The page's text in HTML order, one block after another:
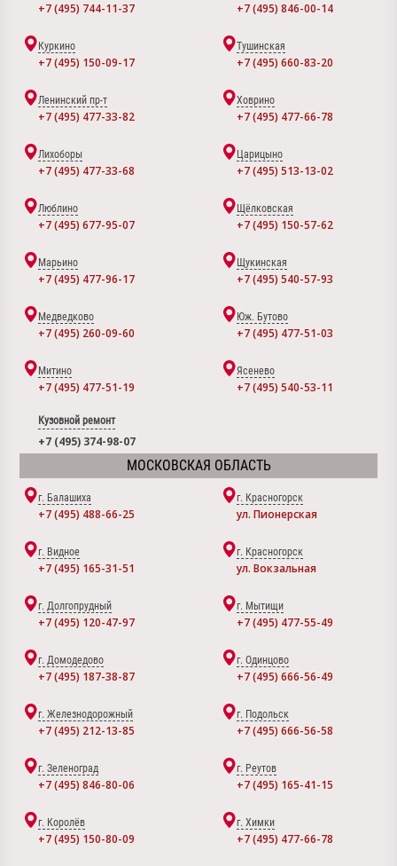
+7 (495) 744-11-37 +7 (495) 846-00-14
Куркино
+7 (495) 150-09-17
Тушинская
+7 (495) 660-83-20
Ленинский пр-т
+7 (495) 477-33-82
Ховрино
+7 (495) 477-66-78
Лихоборы
+7 (495) 477-33-68
Царицыно
+7 (495) 513-13-02
Люблино
+7 (495) 677-95-07
Щёлковская
+7 (495) 150-57-62
Марьино
+7 (495) 477-96-17
Щукинская
+7 (495) 540-57-93
Медведково
+7 (495) 260-09-60
Юж. Бутово
+7 (495) 477-51-03
Митино
+7 (495) 477-51-19
Ясенево
+7 (495) 540-53-11
Кузовной ремонт
+7 (495) 374-98-07
МОСКОВСКАЯ ОБЛАСТЬ
г. Балашиха
+7 (495) 488-66-25
г. Красногорск
ул. Пионерская
г. Видное
+7 (495) 165-31-51
г. Красногорск
ул. Вокзальная
г. Долгопрудный
+7 (495) 120-47-97
г. Мытищи
+7 (495) 477-55-49
г. Домодедово
+7 (495) 187-38-87
г. Одинцово
+7 (495) 666-56-49
г. Железнодорожный
+7 (495) 212-13-85
г. Подольск
+7 (495) 666-56-58
г. Зеленоград
+7 (495) 846-80-06
г. Реутов
+7 (495) 165-41-15
г. Королёв
+7 (495) 150-80-09
г. Химки
+7 (495) 477-66-78